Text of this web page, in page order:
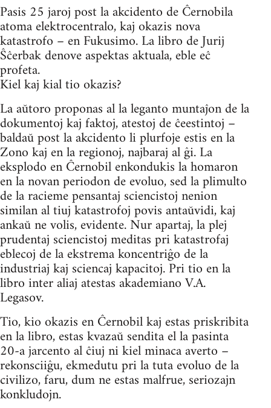
Pasis 25 jaroj post la akcidento de Ĉernobila
atoma elektrocentralo, kaj okazis nova
katastrofo – en Fukusimo. La libro de Jurij
Ŝĉerbak denove aspektas aktuala, eble eĉ
profeta.
Kiel kaj kial tio okazis?
La aŭtoro proponas al la leganto muntaĵon de la
dokumentoj kaj faktoj, atestoj de ĉeestintoj –
baldaŭ post la akcidento li plurfoje estis en la
Zono kaj en la regionoj, najbaraj al ĝi. La
eksplodo en Ĉernobil enkondukis la homaron
en la novan periodon de evoluo, sed la plimulto
de la racieme pensantaj sciencistoj nenion
similan al tiuj katastrofoj povis antaŭvidi, kaj
ankaŭ ne volis, evidente. Nur apartaj, la plej
prudentaj sciencistoj meditas pri katastrofaj
eblecoj de la ekstrema koncentriĝo de la
industriaj kaj sciencaj kapacitoj. Pri tio en la
libro inter aliaj atestas akademiano V.A.
Legasov.
Tio, kio okazis en Ĉernobil kaj estas priskribita
en la libro, estas kvazaŭ sendita el la pasinta
20-a jarcento al ĉiuj ni kiel minaca averto –
rekonsciiĝu, ekmedutu pri la tuta evoluo de la
civilizo, faru, dum ne estas malfrue, seriozajn
konkludojn.